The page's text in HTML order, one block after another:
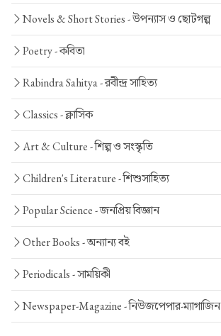
Novels & Short Stories -উপন্যাস ও ছোটগল্প
Poetry -কবিতা
Rabindra Sahitya -রবীন্দ্র সাহিত্য
Classics -ক্লাসিক
Art & Culture -শিল্প ও সংস্কৃতি
Children's Literature -শিশুসাহিত্য
Popular Science -জনপ্রিয় বিজ্ঞান
Other Books -অন্যান্য বই
Periodicals -সাময়িকী
Newspaper-Magazine -নিউজপেপার-ম্যাগাজিন